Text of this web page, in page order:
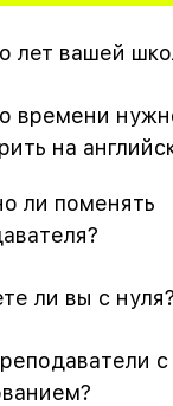
лет вашей
времени
на
ли поменять
ли вы с нуля?
с